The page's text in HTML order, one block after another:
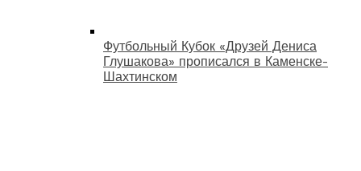
Футбольный Кубок «Друзей Дениса
Глушакова» прописался в Каменске-
Шахтинском